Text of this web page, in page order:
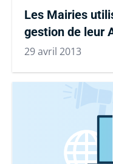
Les Mairies
gestion de leur
29 avril 2013